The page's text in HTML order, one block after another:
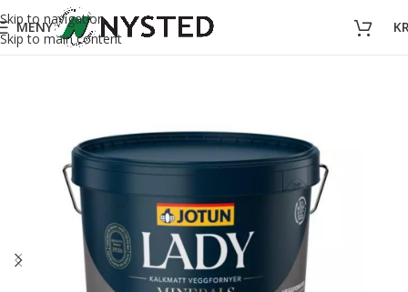
Skip to navigation
Skip to main content
MENY